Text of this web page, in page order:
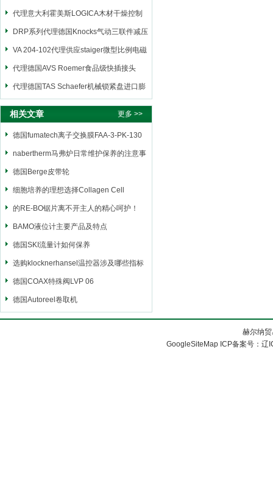
代理意大利霍美斯LOGICA木材干燥控制
仪
DRP系列代理德国Knocks气动三联件减压
阀
VA 204-102代理供应staiger微型比例电磁
阀
代理德国AVS Roemer食品级快插接头
代理德国TAS Schaefer机械锁紧盘进口膨
胀套
相关文章 更多 >>
德国fumatech离子交换膜FAA-3-PK-130
nabertherm马弗炉日常维护保养的注意事
项，收藏起来慢慢学！
德国Berge皮带轮
细胞培养的理想选择Collagen Cell
Carrier (CCC) 胶原蛋白细胞载体膜
的RE-BO锯片离不开主人的精心呵护！
BAMO液位计主要产品及特点
德国SKI流量计如何保养
选购klocknerhansel温控器涉及哪些指标
德国COAX特殊阀LVP 06
德国Autoreel卷取机
赫尔纳
GoogleSiteMap ICP备案号：辽